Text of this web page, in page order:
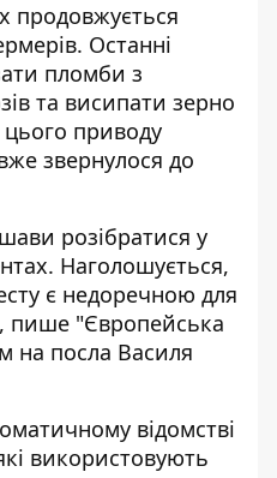
продовжується
Останні
пломби з
та висипати зерно
приводу
звернулося до
розібратися у
Наголошується,
є недоречною для
, пише "Європейська
на посла Василя
відомстві
використовують